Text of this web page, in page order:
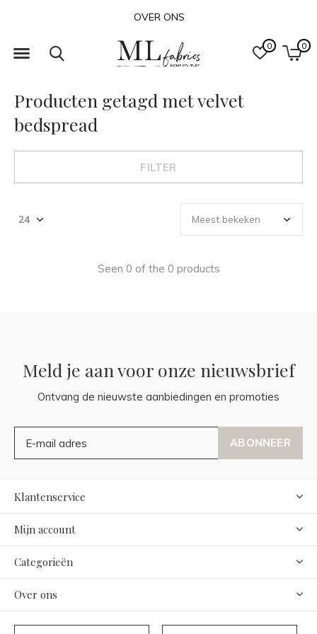
0 0
OVER ONS
Producten getagd met velvet
bedspread
FILTER
Seen 0 of the 0 products
Meld je aan voor onze nieuwsbrief
Ontvang de nieuwste aanbiedingen en promoties
ABONNEER
Klantenservice
Mijn account
Categorieën
Over ons